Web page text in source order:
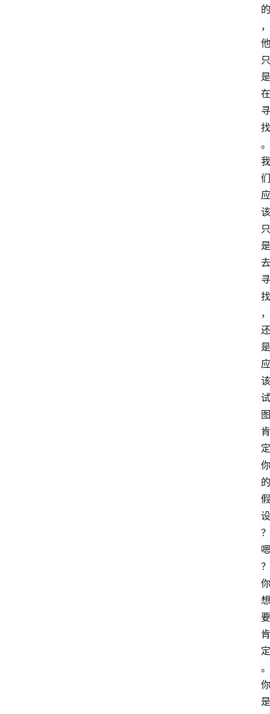
的
，
他
只
是
在
寻
找
。
我
们
应
该
只
是
去
寻
找
，
还
是
应
该
试
图
肯
定
你
的
假
设
？
嗯
？
你
想
要
肯
定
。
你
是